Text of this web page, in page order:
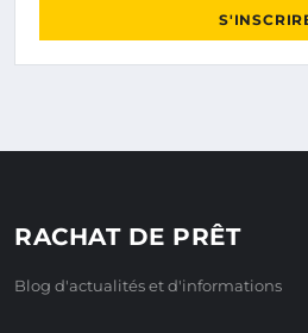
RACHAT DE PRÊT
Blog d'actualités et d'informations